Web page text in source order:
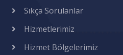
Sıkça Sorulanlar
Hizmetlerimiz
Hizmet Bölgelerimiz